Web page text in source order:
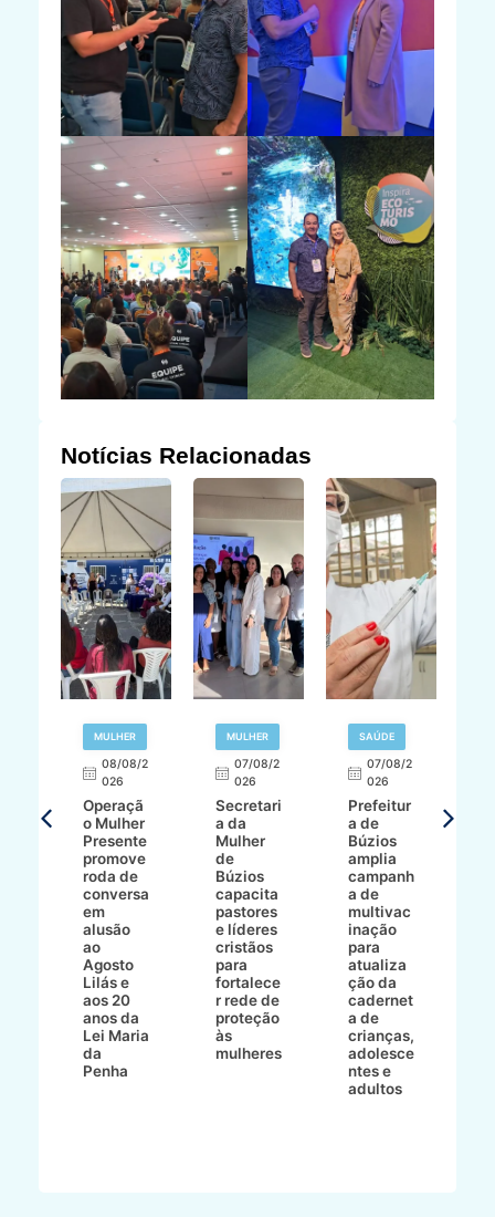
Notícias Relacionadas
MULHER
08/08/2
026
Operaçã
o Mulher
Presente
promove
roda de
conversa
em
alusão
ao
Agosto
Lilás e
aos 20
anos da
Lei Maria
da
Penha
MULHER
07/08/2
026
Secretari
a da
Mulher
de
Búzios
capacita
pastores
e líderes
cristãos
para
fortalece
r rede de
proteção
às
mulheres
SAÚDE
07/08/2
026
Prefeitur
a de
Búzios
amplia
campanh
a de
multivac
inação
para
atualiza
ção da
cadernet
a de
crianças,
adolesce
ntes e
adultos